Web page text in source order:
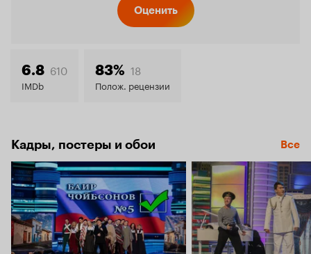
8.1
Оценить
6.8 610
IMDb
83% 18
Полож. рецензии
Кадры, постеры и обои Все